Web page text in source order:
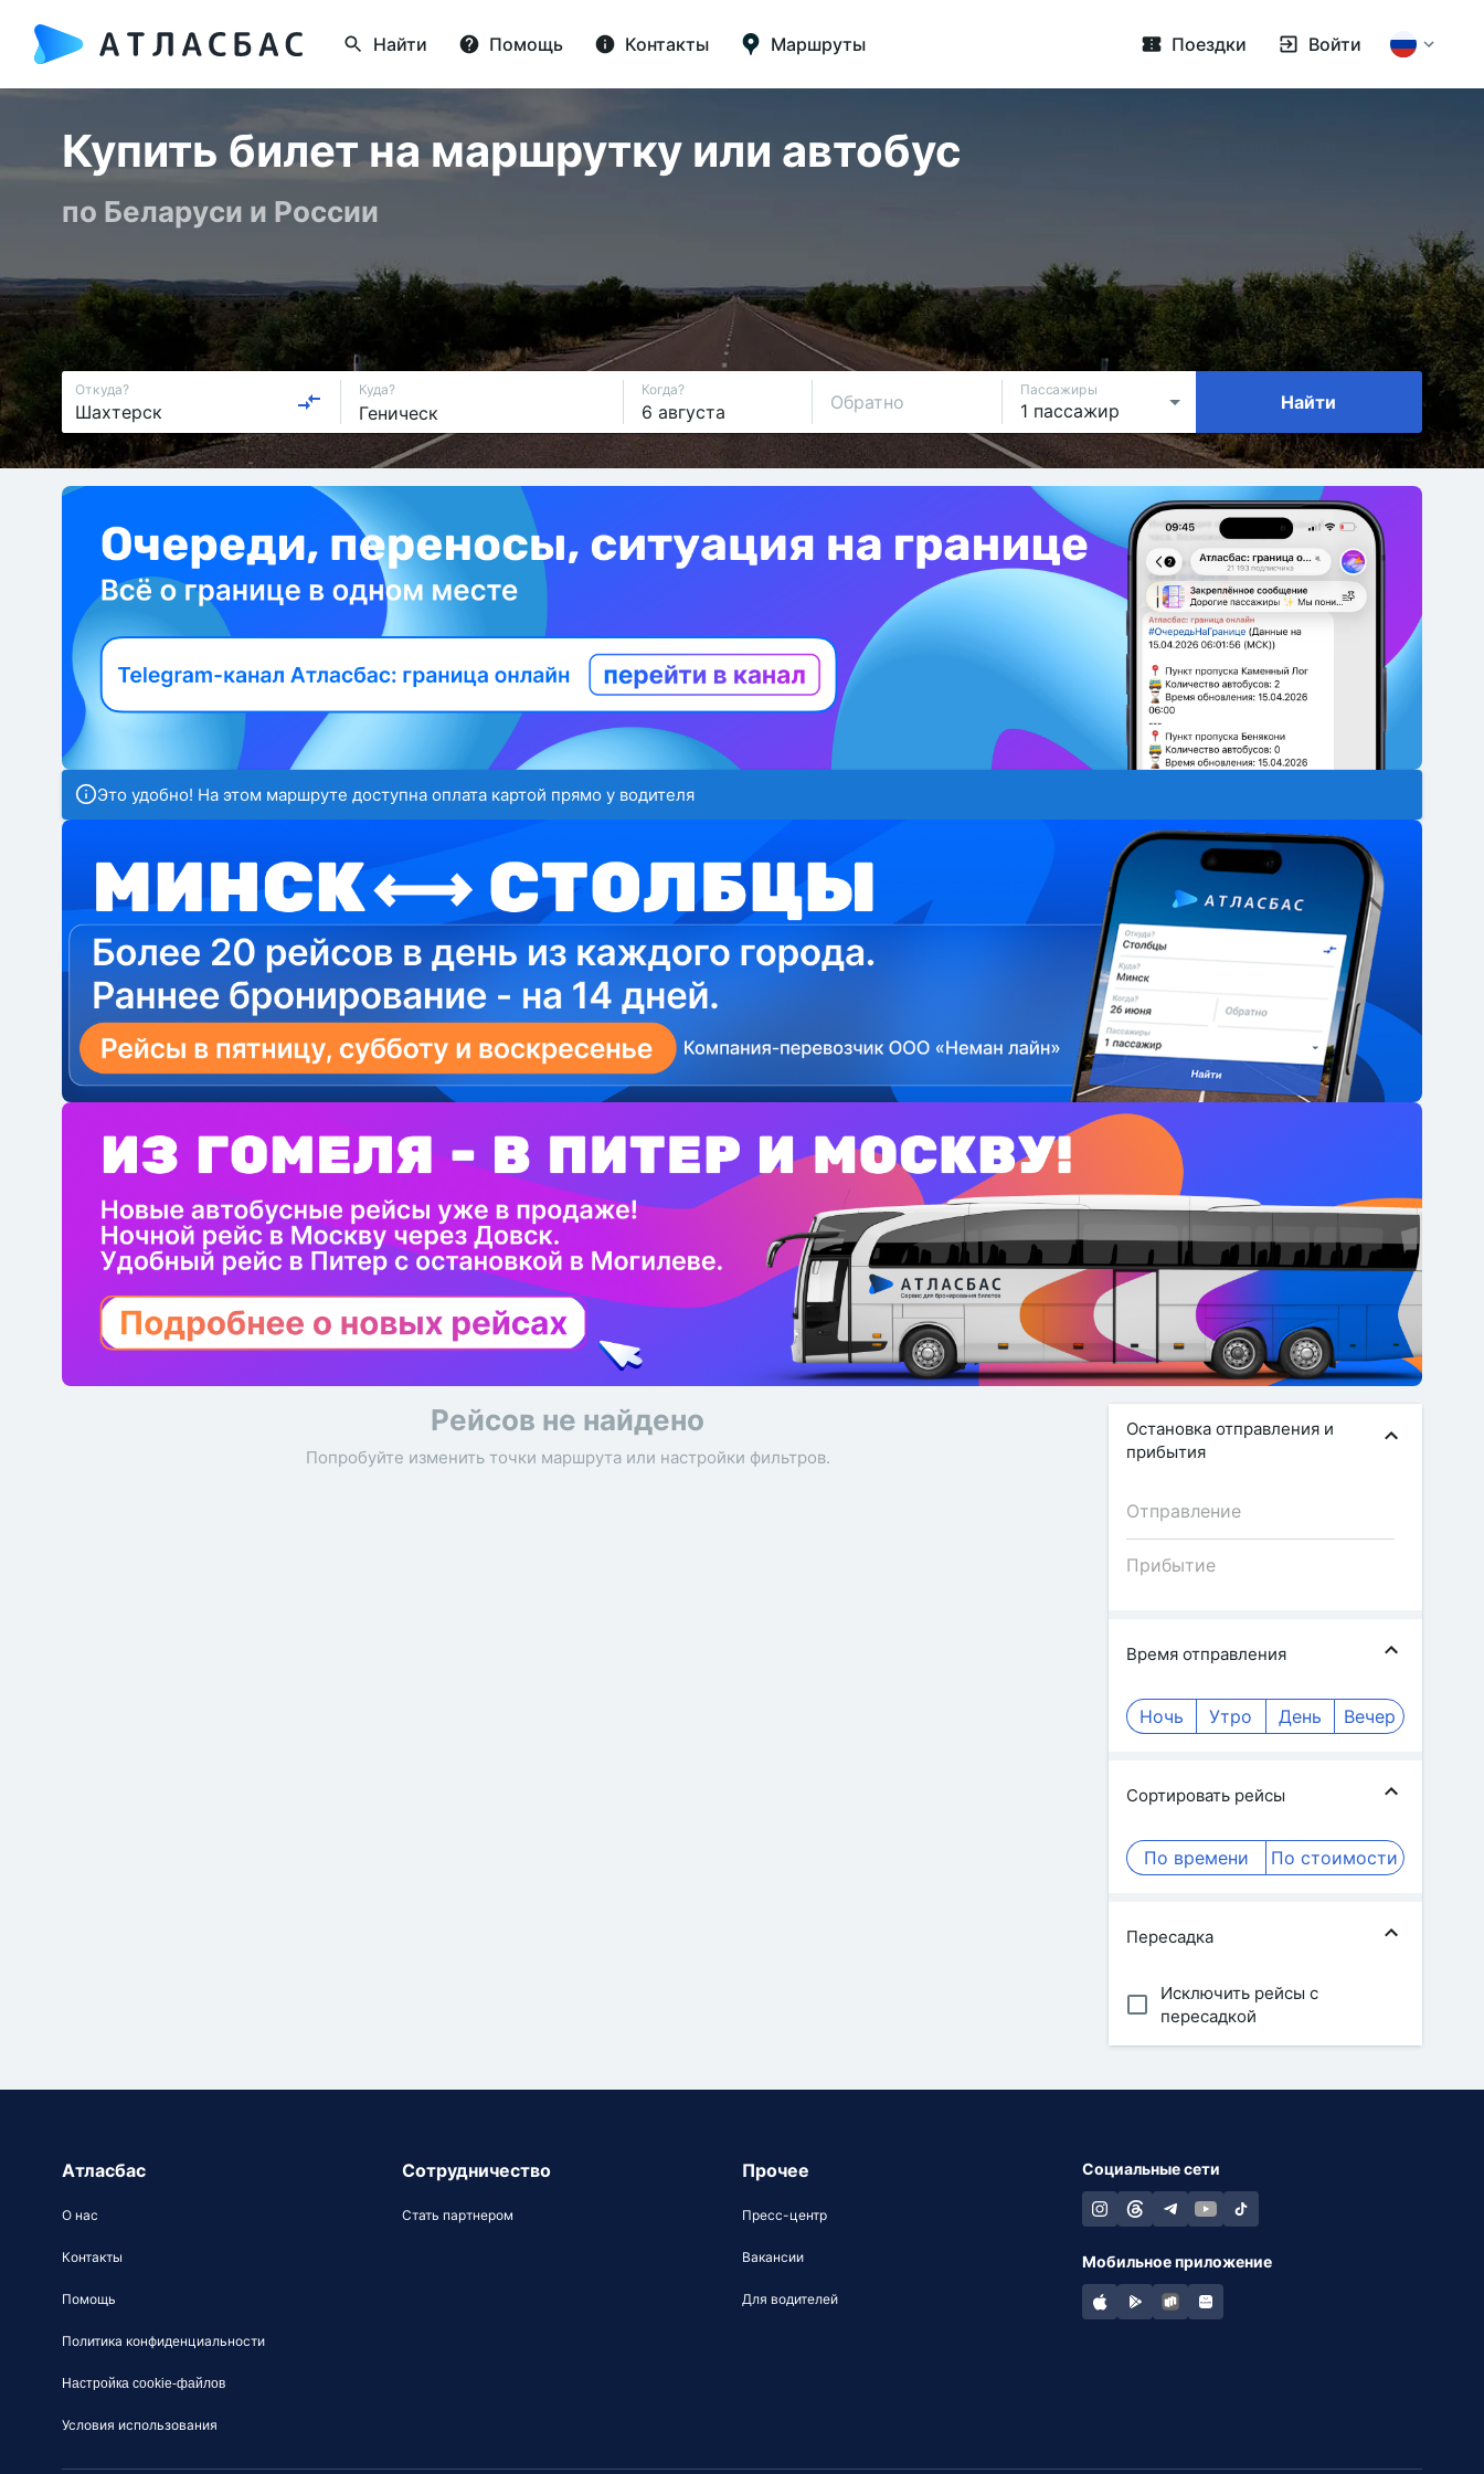
Найти Помощь Контакты Маршруты Поездки Войти
Купить билет на маршрутку или автобус
по Беларуси и России
Откуда? Куда? Когда?
Обратно
Пассажиры
Найти
Это удобно! На этом маршруте доступна оплата картой прямо у водителя
Рейсов не найдено
Попробуйте изменить точки маршрута или настройки фильтров.
Остановка отправления и
прибытия
Время отправления
Ночь Утро День Вечер
Сортировать рейсы
По времени По стоимости
Пересадка
Исключить рейсы с
пересадкой
Атласбас
О нас
Контакты
Помощь
Политика конфиденциальности
Настройка cookie-файлов
Условия использования
Сотрудничество
Стать партнером
Прочее
Пресс-центр
Вакансии
Для водителей
Социальные сети
Мобильное приложение